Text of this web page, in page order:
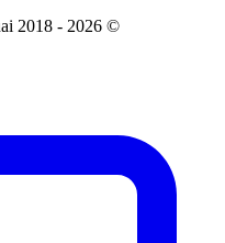
2018 - 2026 ©